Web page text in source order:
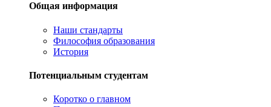
Общая информация
Наши стандарты
Философия образования
История
Потенциальным студентам
Коротко о главном